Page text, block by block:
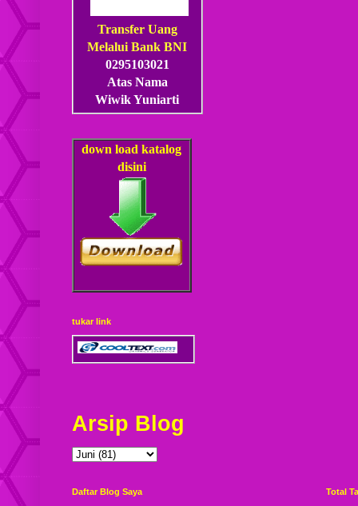
Transfer Uang
Melalui Bank BNI
0295103021
Atas Nama
Wiwik Yuniarti
down load katalog
disini
tukar link
Arsip Blog
Daftar Blog Saya Total